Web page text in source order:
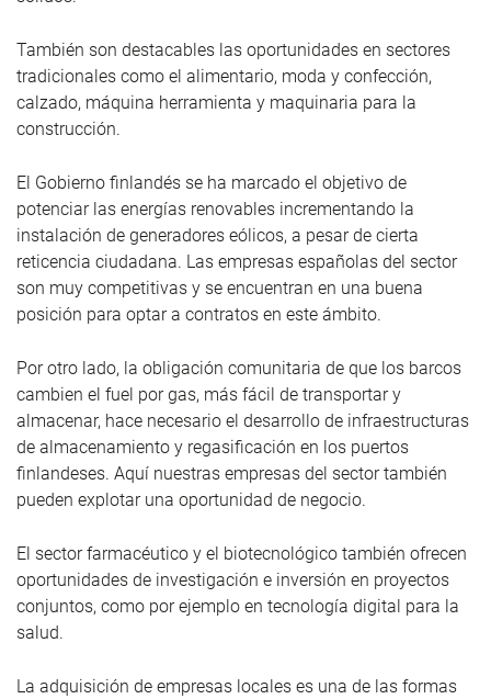
También son destacables las oportunidades en sectores
tradicionales como el alimentario, moda y confección,
calzado, máquina herramienta y maquinaria para la
construcción.
El Gobierno finlandés se ha marcado el objetivo de
potenciar las energías renovables incrementando la
instalación de generadores eólicos, a pesar de cierta
reticencia ciudadana. Las empresas españolas del sector
son muy competitivas y se encuentran en una buena
posición para optar a contratos en este ámbito.
Por otro lado, la obligación comunitaria de que los barcos
cambien el fuel por gas, más fácil de transportar y
almacenar, hace necesario el desarrollo de infraestructuras
de almacenamiento y regasificación en los puertos
finlandeses. Aquí nuestras empresas del sector también
pueden explotar una oportunidad de negocio.
El sector farmacéutico y el biotecnológico también ofrecen
oportunidades de investigación e inversión en proyectos
conjuntos, como por ejemplo en tecnología digital para la
salud.
La adquisición de empresas locales es una de las formas